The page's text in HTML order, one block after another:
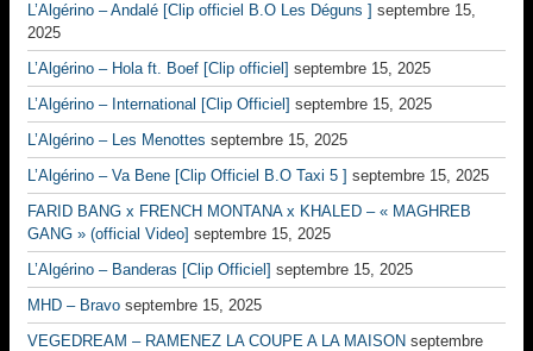
L’Algérino – Andalé [Clip officiel B.O Les Déguns ] septembre 15,
2025
L’Algérino – Hola ft. Boef [Clip officiel] septembre 15, 2025
L’Algérino – International [Clip Officiel] septembre 15, 2025
L’Algérino – Les Menottes septembre 15, 2025
L’Algérino – Va Bene [Clip Officiel B.O Taxi 5 ] septembre 15, 2025
FARID BANG x FRENCH MONTANA x KHALED – « MAGHREB
GANG » (official Video] septembre 15, 2025
L’Algérino – Banderas [Clip Officiel] septembre 15, 2025
MHD – Bravo septembre 15, 2025
VEGEDREAM – RAMENEZ LA COUPE A LA MAISON septembre